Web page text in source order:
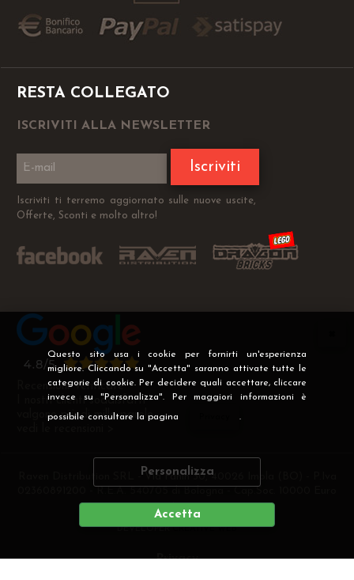
Questo sito usa i cookie per fornirti un'esperienza
migliore. Cliccando su "Accetta" saranno attivate tutte le
categorie di cookie. Per decidere quali accettare, cliccare
invece su "Personalizza". Per maggiori informazioni è
possibile consultare la pagina .
Personalizza
Accetta
RESTA COLLEGATO
ISCRIVITI ALLA NEWSLETTER
Iscriviti
Iscriviti ti terremo aggiornato sulle nuove uscite,
Offerte, Sconti e molto altro!
Recensioni Verificate
I nostri clienti soddisfatti
valgono più di mille parole
Raven Distribution SRL - Via Fanin 30, 40026 Imola (BO) - P.Iva
i.v
DEVELOPERCREATIVE WEB
Privacy